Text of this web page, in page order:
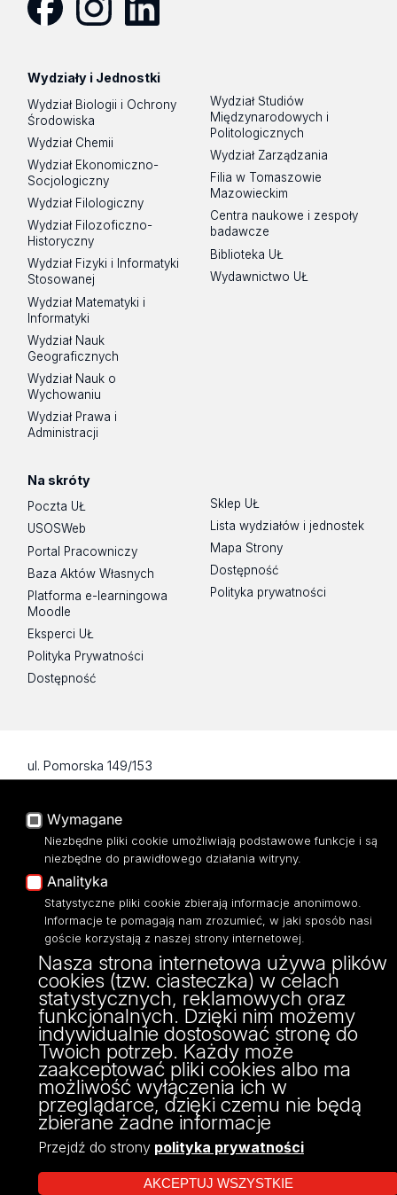
Wydziały i Jednostki
Wydział Biologii i Ochrony
Środowiska
Wydział Chemii
Wydział Ekonomiczno-
Socjologiczny
Wydział Filologiczny
Wydział Filozoficzno-
Historyczny
Wydział Fizyki i Informatyki
Stosowanej
Wydział Matematyki i
Informatyki
Wydział Nauk
Geograficznych
Wydział Nauk o
Wychowaniu
Wydział Prawa i
Administracji
Wydział Studiów
Międzynarodowych i
Politologicznych
Wydział Zarządzania
Filia w Tomaszowie
Mazowieckim
Centra naukowe i zespoły
badawcze
Biblioteka UŁ
Wydawnictwo UŁ
Na skróty
Poczta UŁ
USOSWeb
Portal Pracowniczy
Baza Aktów Własnych
Platforma e-learningowa
Moodle
Eksperci UŁ
Polityka Prywatności
Dostępność
Sklep UŁ
Lista wydziałów i jednostek
Mapa Strony
Dostępność
Polityka prywatności
ul. Pomorska 149/153
90-236 Łódź
fax: 42/635 57 42
Projekt Multiportalu UŁ współfinansowany z funduszy Unii Europejskiej w
ramach konkursu NCBR
Wymagane
Niezbędne pliki cookie umożliwiają podstawowe funkcje i są
niezbędne do prawidłowego działania witryny.
Analityka
Statystyczne pliki cookie zbierają informacje anonimowo.
Informacje te pomagają nam zrozumieć, w jaki sposób nasi
goście korzystają z naszej strony internetowej.
Nasza strona internetowa używa plików
cookies (tzw. ciasteczka) w celach
statystycznych, reklamowych oraz
funkcjonalnych. Dzięki nim możemy
indywidualnie dostosować stronę do
Twoich potrzeb. Każdy może
zaakceptować pliki cookies albo ma
możliwość wyłączenia ich w
przeglądarce, dzięki czemu nie będą
zbierane żadne informacje
Przejdź do strony polityka prywatności
AKCEPTUJ WSZYSTKIE